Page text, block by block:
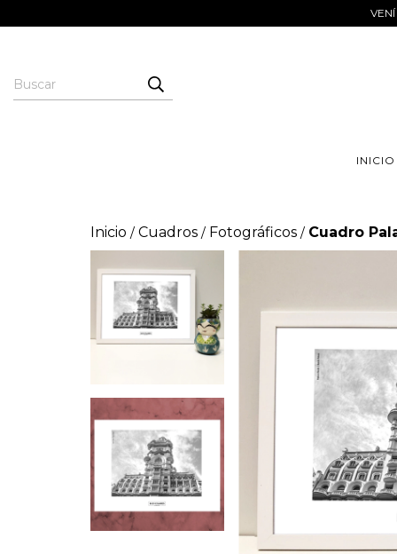
INICIO
Inicio / Cuadros / Fotográficos / Cuadro